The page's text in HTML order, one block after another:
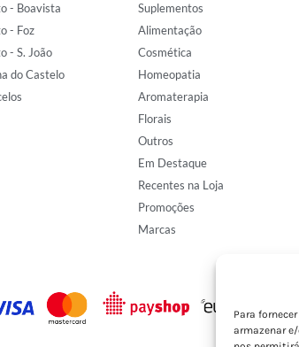
Para
armazenar
- Boavista
- Foz
- S. João
do Castelo
Suplementos
Alimentação
Cosmética
Homeopatia
Aromaterapia
Florais
Outros
Em Destaque
Recentes na Loja
Promoções
Marcas